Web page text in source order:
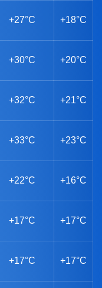
+27°C +18°C
+30°C +20°C
+32°C +21°C
+33°C +23°C
+22°C +16°C
+17°C +17°C
+17°C +17°C